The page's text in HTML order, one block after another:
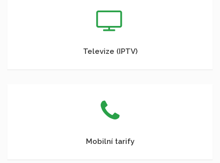
Televize (IPTV)
Mobilní tarify